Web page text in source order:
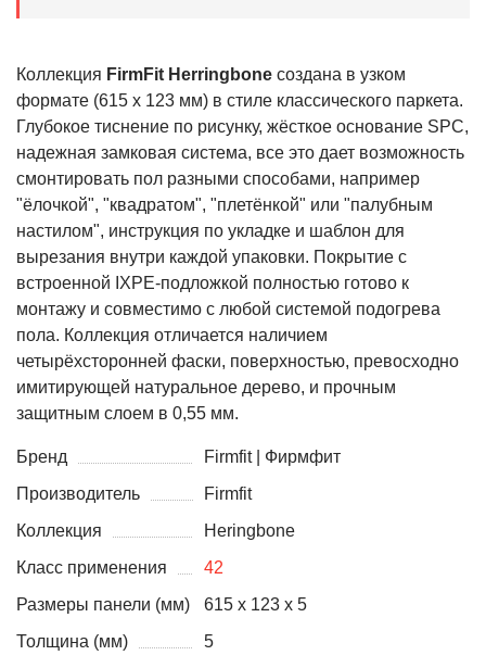
Коллекция FirmFit Herringbone создана в узком
формате (615 х 123 мм) в стиле классического паркета.
Глубокое тиснение по рисунку, жёсткое основание SPC,
надежная замковая система, все это дает возможность
смонтировать пол разными способами, например
"ёлочкой", "квадратом", "плетёнкой" или "палубным
настилом", инструкция по укладке и шаблон для
вырезания внутри каждой упаковки. Покрытие с
встроенной IХРЕ-подложкой полностью готово к
монтажу и совместимо с любой системой подогрева
пола. Коллекция отличается наличием
четырёхсторонней фаски, поверхностью, превосходно
имитирующей натуральное дерево, и прочным
защитным слоем в 0,55 мм.
Бренд
Firmfit | Фирмфит
Производитель
Firmfit
Коллекция
Heringbone
Класс применения
42
Размеры панели (мм)
615 x 123 x 5
Толщина (мм)
5